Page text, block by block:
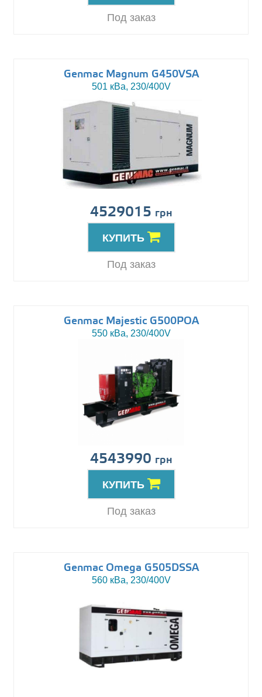
Под заказ
Genmac Magnum G450VSA
501 кВа, 230/400V
4529015 грн
КУПИТЬ
Под заказ
Genmac Majestic G500POA
550 кВа, 230/400V
4543990 грн
КУПИТЬ
Под заказ
Genmac Omega G505DSSA
560 кВа, 230/400V